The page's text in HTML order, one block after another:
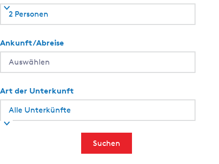
2 Personen
Ankunft/Abreise
Art der Unterkunft
Suchen